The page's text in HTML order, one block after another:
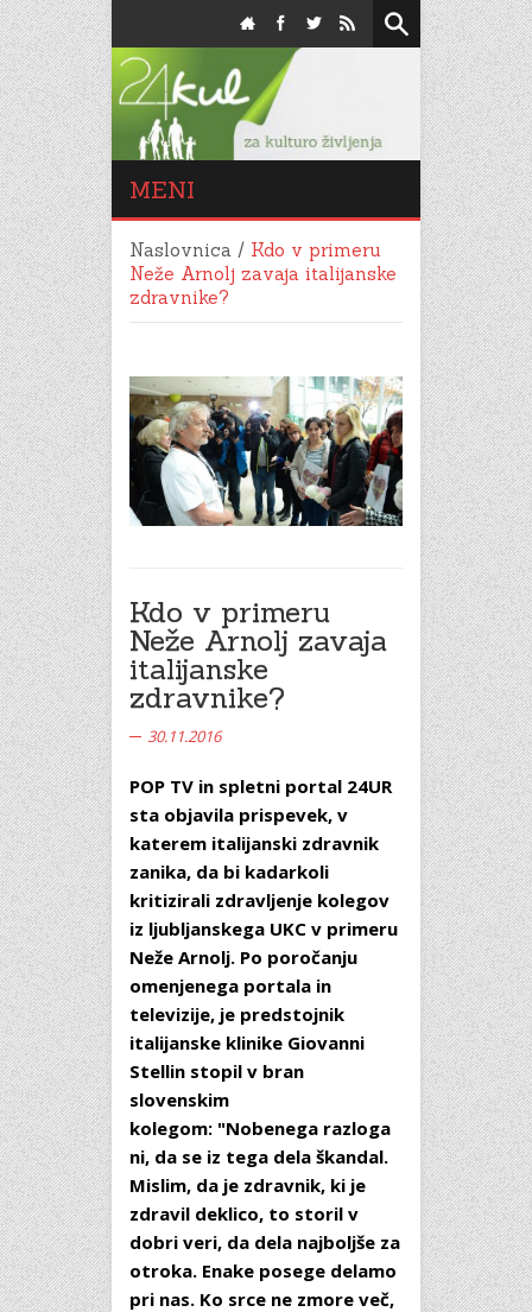
MENI
Naslovnica / Kdo v primeru
Neže Arnolj zavaja italijanske
zdravnike?
Kdo v primeru
Neže Arnolj zavaja
italijanske
zdravnike?
30.11.2016
POP TV in spletni portal 24UR
sta objavila prispevek, v
katerem italijanski zdravnik
zanika, da bi kadarkoli
kritizirali zdravljenje kolegov
iz ljubljanskega UKC v primeru
Neže Arnolj. Po poročanju
omenjenega portala in
televizije, je predstojnik
italijanske klinike Giovanni
Stellin stopil v bran
slovenskim
kolegom: "Nobenega razloga
ni, da se iz tega dela škandal.
Mislim, da je zdravnik, ki je
zdravil deklico, to storil v
dobri veri, da dela najboljše za
otroka. Enake posege delamo
pri nas. Ko srce ne zmore več,